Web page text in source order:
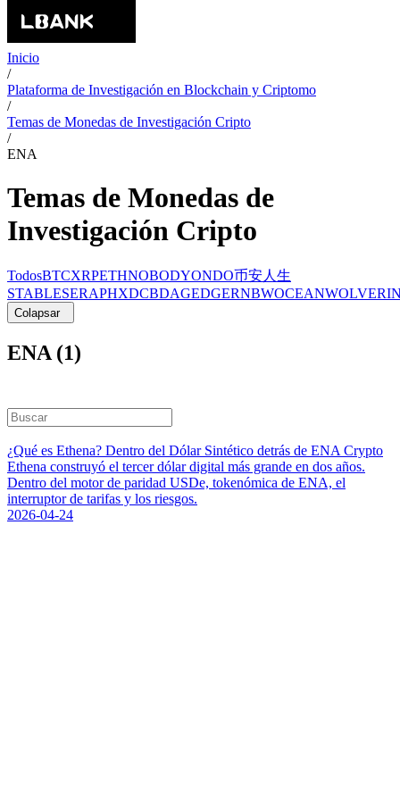
Inicio
/
Plataforma de Investigación en Blockchain y Criptomo
/
Temas de Monedas de Investigación Cripto
/
ENA
Temas de Monedas de
Investigación Cripto
TodosBTCXRPETHNOBODYONDO币安人生
STABLESERAPHXDCBDAGEDGERNBWOCEAN
Colapsar
ENA (1)
¿Qué es Ethena? Dentro del Dólar Sintético detrás de ENA Crypto
Ethena construyó el tercer dólar digital más grande en dos años.
Dentro del motor de paridad USDe, tokenómica de ENA, el
interruptor de tarifas y los riesgos.
2026-04-24